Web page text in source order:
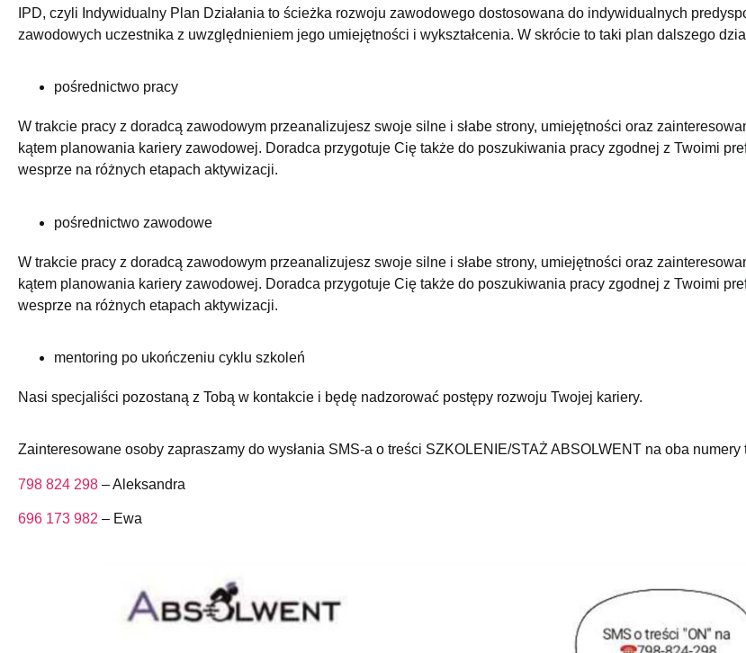
IPD, czyli Indywidualny Plan Działania to ścieżka rozwoju zawodowego dostosowana do indywidualnych
zawodowych uczestnika z uwzględnieniem jego umiejętności i wykształcenia. W skrócie to taki plan dalszego
pośrednictwo pracy
W trakcie pracy z doradcą zawodowym przeanalizujesz swoje silne i słabe strony, umiejętności oraz
kątem planowania kariery zawodowej. Doradca przygotuje Cię także do poszukiwania pracy zgodnej z Twoimi
wesprze na różnych etapach aktywizacji.
pośrednictwo zawodowe
W trakcie pracy z doradcą zawodowym przeanalizujesz swoje silne i słabe strony, umiejętności oraz
kątem planowania kariery zawodowej. Doradca przygotuje Cię także do poszukiwania pracy zgodnej z Twoimi
wesprze na różnych etapach aktywizacji.
mentoring po ukończeniu cyklu szkoleń
Nasi specjaliści pozostaną z Tobą w kontakcie i będę nadzorować postępy rozwoju Twojej kariery.
Zainteresowane osoby zapraszamy do wysłania SMS-a o treści SZKOLENIE/STAŻ ABSOLWENT na oba numery
798 824 298 – Aleksandra
696 173 982 – Ewa